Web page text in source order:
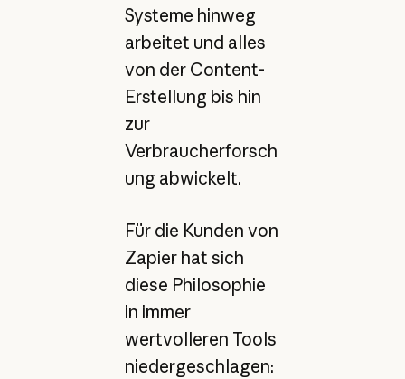
Systeme hinweg
arbeitet und alles
von der Content-
Erstellung bis hin
zur
Verbraucherforsch
ung abwickelt.
Für die Kunden von
Zapier hat sich
diese Philosophie
in immer
wertvolleren Tools
niedergeschlagen: